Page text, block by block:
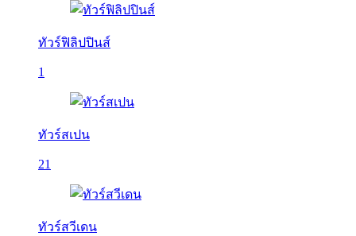
ทัวร์ฟิลิปปินส์
1
ทัวร์สเปน
21
ทัวร์สวีเดน